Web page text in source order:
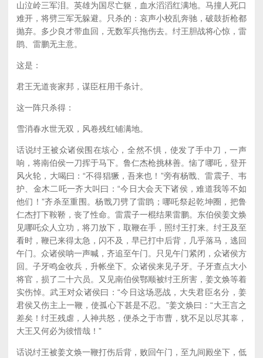
山泣岭三军泪。英雄为国尽亡躯，血水滔滔红满地。马撞人死口
难开，将劈三军无躲避。只杀的：哀声小校乱奔驰，破鼓折枪都
抛弃。多少良才带血回，无数军兵拖伤去。纣王胆战将心惊，雷
鹍、雷鹏无主意。
这是：
君王无道丧家邦，谋臣枉用千条计。
这一阵只杀得：
雪消春水世无双，风卷残红铺满地。
话说纣王被众诸侯围在垓心，全然不惧，使发了手中刀，一声
响，将南伯侯一刀挥于马下。鲁仁杰枪挑林善。恼了哪吒，登开
风火轮，大喝曰：“不得猖獗，吾来也！”旁有杨戬、雷震子、韦
护、金木二吒一齐大叫曰：“今日大会天下诸侯，难道我等不如
他们！”齐杀至重围。杨戬刀劈了雷鹍；哪吒祭起乾坤圈，把鲁
仁杰打下鞍鞒，丧了性命。雷震子一棍结果雷鹏。东伯侯姜文焕
见哪吒众人立功，将刀放下，取鞭在手，照纣王打来。纣王及至
看时，鞭已来得太急，闪不及，早已打中后背，几乎落马，逃回
午门。众诸侯呐一声喊，齐追至午门。只见午门紧闭，众诸侯方
回。子牙鸣金收兵，升帐坐下。众诸侯来见子牙。子牙查点大小
将官，损了二十六员。又见南伯侯鄂顺被纣王所害，姜文焕等着
实伤悼。武王对众诸侯曰：“今日这场恶战，大失君臣名分，姜
君侯又伤主上一鞭，使孤心下甚是不忍。”姜文焕曰：“大王言之
差矣！纣王残虐，人神共怒，便杀之于市曹，犹不足以尽其辜，
大王又何必为彼惜哉！”
话说纣王被姜文焕一鞭打伤后背，败回午门，至九间殿坐下，低